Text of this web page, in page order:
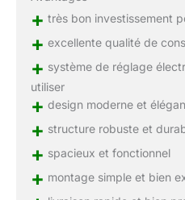
+ très bon investissement
+ excellente qualité de
+ système de réglage
utiliser
+ design moderne et
+ structure robuste et
+ spacieux et fonctionnel
+ montage simple et bien